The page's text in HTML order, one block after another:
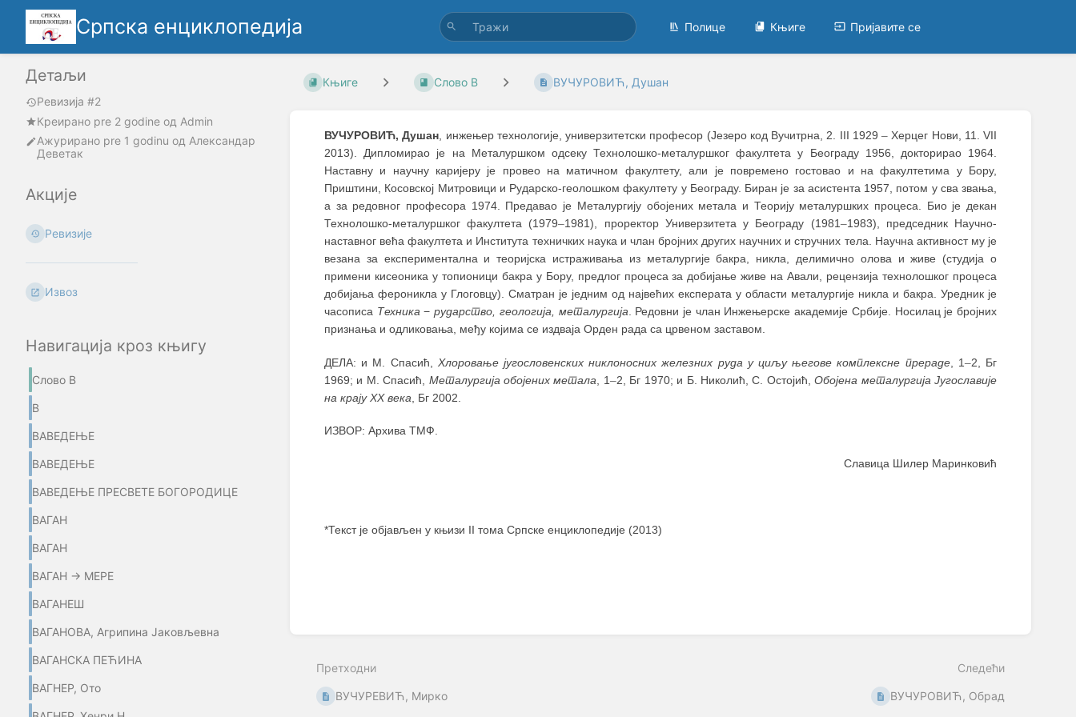
Српска енциклопедија Полице Књиге Пријавите се
Детаљи
Ревизија #2
Креирано pre 2 godine oд Admin
Ажурирано pre 1 godinu од Александар
Деветак
Акције
Ревизије
Извоз
Навигација кроз књигу
Слово В
В
ВАВЕДЕЊЕ
ВАВЕДЕЊЕ
ВАВЕДЕЊЕ ПРЕСВЕТЕ БОГОРОДИЦЕ
ВАГАН
ВАГАН
ВАГАН → МЕРЕ
ВАГАНЕШ
ВАГАНОВА, Агрипина Јаковљевна
ВАГАНСКА ПЕЋИНА
ВАГНЕР, Ото
Књиге Слово В ВУЧУРОВИЋ, Душан
ВУЧУРОВИЋ, Душан, инжењер технологије, универзитетски професор (Језеро код Вучитрна, 2. III 1929 – Херцег Нови, 11. VII
2013). Дипломирао је на Металуршком одсеку Технолошко-металуршког факултета у Београду 1956, докторирао 1964.
Наставну и научну каријеру је провео на матичном факултету, али је повремено гостовао и на факултетима у Бору,
Приштини, Косовској Митровици и Рударско-геолошком факултету у Београду. Биран је за асистента 1957, потом у сва звања,
а за редовног професора 1974. Предавао је Металургију обојених метала и Теорију металуршких процеса. Био је декан
Технолошко-металуршког факултета (1979–1981), проректор Универзитета у Београду (1981–1983), председник Научно-
наставног већа факултета и Института техничких наука и члан бројних других научних и стручних тела. Научна активност му је
везана за експериментална и теоријска истраживања из металургије бакра, никла, делимично олова и живе (студија о
примени кисеоника у топионици бакра у Бору, предлог процеса за добијање живе на Авали, рецензија технолошког процеса
добијања фероникла у Глоговцу). Сматран је једним од највећих експерата у области металургије никла и бакра. Уредник је
часописа Техника−рударство, геологија, металургија. Редовни је члан Инжењерске академије Србије. Носилац је бројних
признања и одликовања, међу којима се издваја Орден рада са црвеном заставом.
ДЕЛА: и М. Спасић, Хлоровање југословенских никлоносних железних руда у циљу његове комплексне прераде, 1–2, Бг
1969; и М. Спасић, Металургија обојених метала , 1–2, Бг 1970; и Б. Николић, С. Остојић,Обојена металургија Југославије
на крају XX века , Бг 2002.
ИЗВОР: Архива ТМФ.
Славица Шилер Маринковић
*Текст је објављен у књизи II тома Српске енциклопедије (2013)
Претходни
ВУЧУРЕВИЋ, Мирко
Следећи
ВУЧУРОВИЋ, Обрад